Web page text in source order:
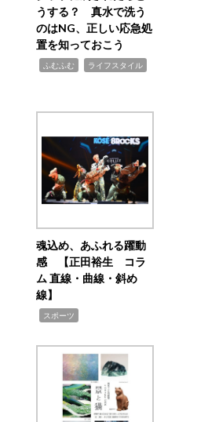
うする？ 真水で洗う
のはNG、正しい応急処
置を知っておこう
ふむふむ ライフスタイル
魂込め、あふれる躍動
感 【正田裕生 コラ
ム 直線・曲線・斜め
線】
スポーツ